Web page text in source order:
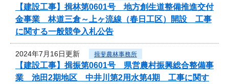
【建設工事】揖林第0601号 地方創生道整備推進交付
金事業 林道三倉～上ヶ流線（春日工区）開設 工事
に関する一般競争入札公告
2024年7月16日更新 揖斐農林事務所
【建設工事】揖振第0601号 県営農村振興総合整備事
業 池田2期地区 中井川第2用水第4期 工事に関す